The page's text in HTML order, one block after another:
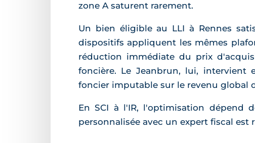
zone A saturent rarement.
Un bien éligible au LLI à Rennes
dispositifs appliquent les mêmes
réduction immédiate du prix
foncière. Le Jeanbrun, lui, intervient
foncier imputable sur le revenu global
En SCI à l'IR, l'optimisation dépend
personnalisée avec un expert fiscal